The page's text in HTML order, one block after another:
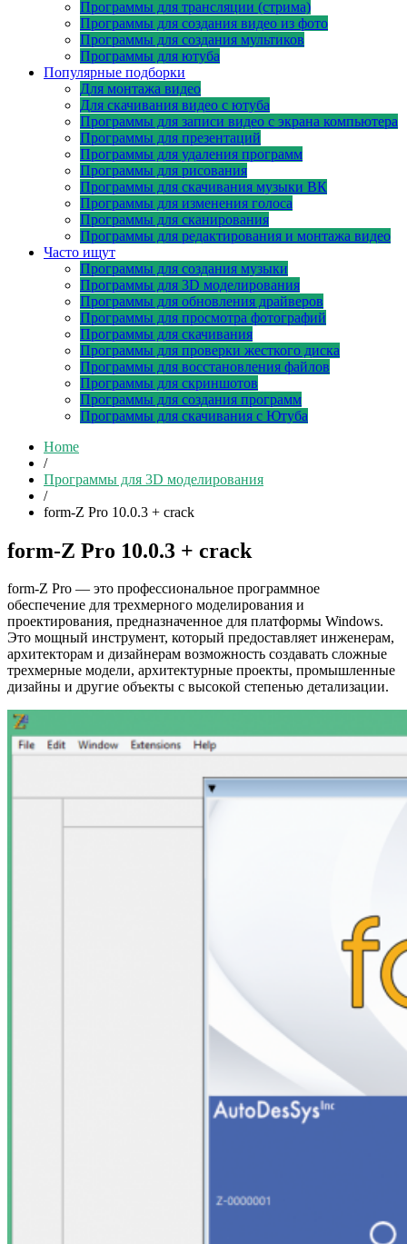
Программы для трансляции (стрима)
Программы для создания видео из фото
Программы для создания мультиков
Программы для ютуба
Популярные подборки
Для монтажа видео
Для скачивания видео с ютуба
Программы для записи видео с экрана компьютера
Программы для презентаций
Программы для удаления программ
Программы для рисования
Программы для скачивания музыки ВК
Программы для изменения голоса
Программы для сканирования
Программы для редактирования и монтажа видео
Часто ищут
Программы для создания музыки
Программы для 3D моделирования
Программы для обновления драйверов
Программы для просмотра фотографий
Программы для скачивания
Программы для проверки жесткого диска
Программы для восстановления файлов
Программы для скриншотов
Программы для создания программ
Программы для скачивания с Ютуба
Home
/
Программы для 3D моделирования
/
form-Z Pro 10.0.3 + crack
form-Z Pro 10.0.3 + crack
form-Z Pro — это профессиональное программное
обеспечение для трехмерного моделирования и
проектирования, предназначенное для платформы Windows.
Это мощный инструмент, который предоставляет инженерам,
архитекторам и дизайнерам возможность создавать сложные
трехмерные модели, архитектурные проекты, промышленные
дизайны и другие объекты с высокой степенью детализации.